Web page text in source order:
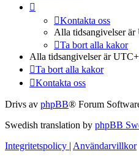
Kontakta oss
Alla tidsangivelser
Ta bort alla kakor
Alla tidsangivelser är
Ta bort alla kakor
Kontakta oss
Drivs av phpBB® Forum
Swedish translation by phpBB
Integritetspolicy | Användarvillkor